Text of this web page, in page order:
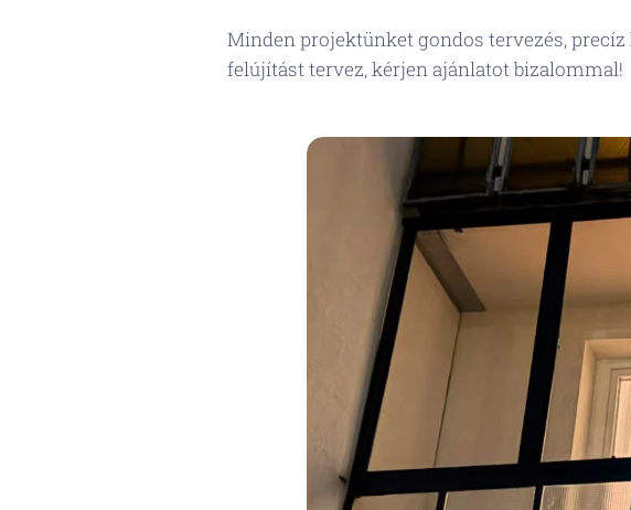
Minden projektünket gondos tervezés,
felújítást tervez, kérjen ajánlatot bizalommal!